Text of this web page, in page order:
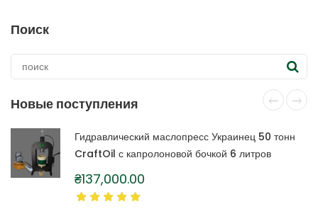
Поиск
Новые поступления
Гидравлический маслопресс Украинец 50 тонн
CraftOil с капролоновой бочкой 6 литров
₴137,000.00